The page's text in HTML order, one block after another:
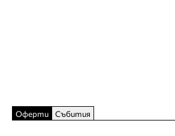
Оферти Събития